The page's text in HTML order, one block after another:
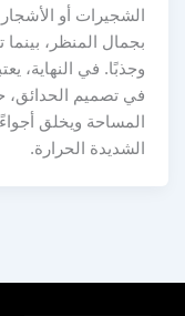
الشجيرات أو
بجمال المنظر،
وجذبًا. في النهاية،
في تصميم الحدائق،
المساحة ويخلق
الشديدة الحرارة.